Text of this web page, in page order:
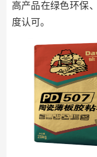
高产品在绿色环保
度认可。